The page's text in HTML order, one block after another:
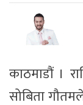
काठमाडौं ।
सोबिता